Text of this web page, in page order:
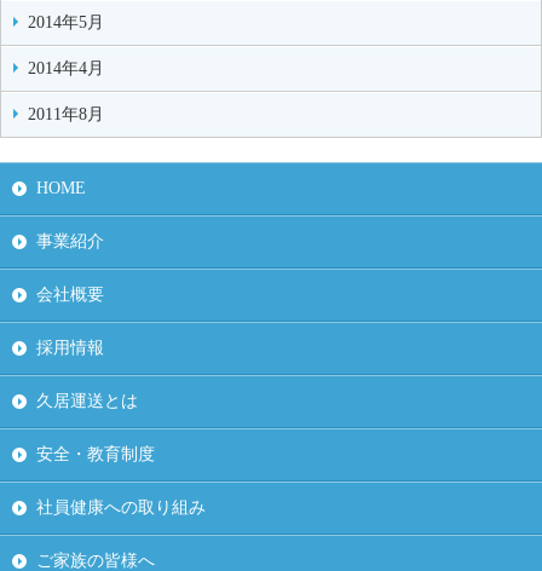
2014年5月
2014年4月
2011年8月
HOME
事業紹介
会社概要
採用情報
久居運送とは
安全・教育制度
社員健康への取り組み
ご家族の皆様へ